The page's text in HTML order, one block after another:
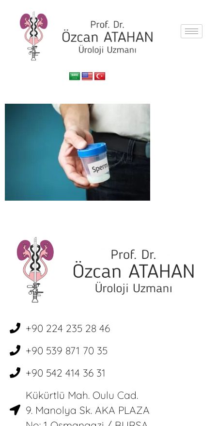
+90 224 235 28 46
+90 539 871 70 35
+90 542 414 36 31
Kükürtlü Mah. Oulu Cad.
9. Manolya Sk. AKA PLAZA